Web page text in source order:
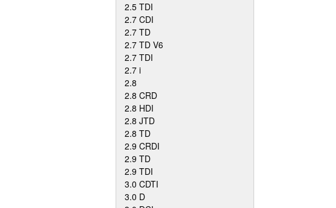
2.5 TDI
2.7 CDI
2.7 TD
2.7 TD V6
2.7 TDI
2.7 i
2.8
2.8 CRD
2.8 HDI
2.8 JTD
2.8 TD
2.9 CRDI
2.9 TD
2.9 TDI
3.0 CDTI
3.0 D